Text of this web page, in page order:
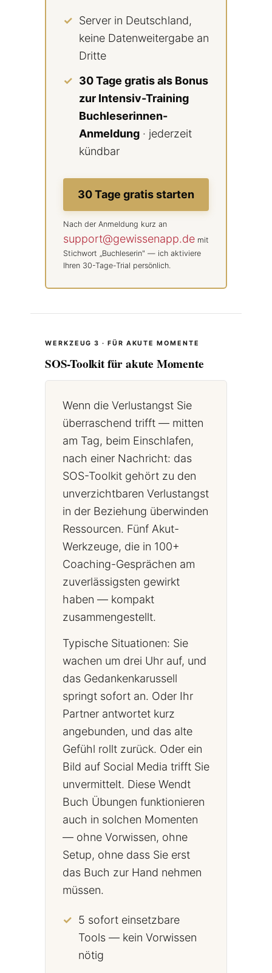
Server in Deutschland,
keine Datenweitergabe an
Dritte
30 Tage gratis als Bonus
zur Intensiv-Training
Buchleserinnen-
Anmeldung · jederzeit
kündbar
30 Tage gratis starten
Nach der Anmeldung kurz an
support@gewissenapp.de mit
Stichwort „Buchleserin" — ich aktiviere
Ihren 30-Tage-Trial persönlich.
WERKZEUG 3 · FÜR AKUTE MOMENTE
SOS-Toolkit für akute Momente
Wenn die Verlustangst Sie
überraschend trifft — mitten
am Tag, beim Einschlafen,
nach einer Nachricht: das
SOS-Toolkit gehört zu den
unverzichtbaren Verlustangst
in der Beziehung überwinden
Ressourcen. Fünf Akut-
Werkzeuge, die in 100+
Coaching-Gesprächen am
zuverlässigsten gewirkt
haben — kompakt
zusammengestellt.
Typische Situationen: Sie
wachen um drei Uhr auf, und
das Gedankenkarussell
springt sofort an. Oder Ihr
Partner antwortet kurz
angebunden, und das alte
Gefühl rollt zurück. Oder ein
Bild auf Social Media trifft Sie
unvermittelt. Diese Wendt
Buch Übungen funktionieren
auch in solchen Momenten
— ohne Vorwissen, ohne
Setup, ohne dass Sie erst
das Buch zur Hand nehmen
müssen.
5 sofort einsetzbare
Tools — kein Vorwissen
nötig